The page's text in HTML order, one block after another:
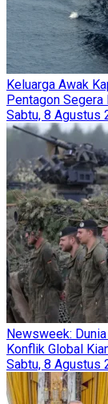
Keluarga Awak
Pentagon Segera
Sabtu, 8 Agustus
Newsweek:
Konflik Global
Sabtu, 8 Agustus